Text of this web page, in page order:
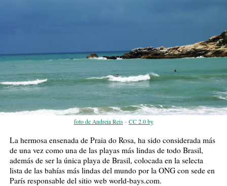
foto de Andreia Reis - CC 2.0 by
La hermosa ensenada de Praia do Rosa, ha sido considerada más
de una vez como una de las playas más lindas de todo Brasil,
además de ser la única playa de Brasil, colocada en la selecta
lista de las bahías más lindas del mundo por la ONG con sede en
París responsable del sitio web world-bays.com.